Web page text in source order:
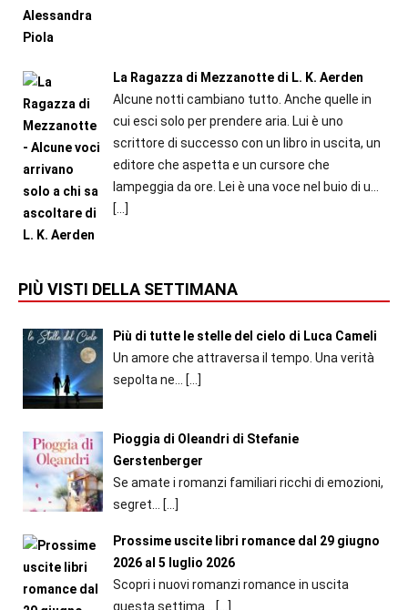
La Ragazza di Mezzanotte di L. K. Aerden
Alcune notti cambiano tutto. Anche quelle in
cui esci solo per prendere aria. Lui è uno
scrittore di successo con un libro in uscita, un
editore che aspetta e un cursore che
lampeggia da ore. Lei è una voce nel buio di u...
[…]
PIÙ VISTI DELLA SETTIMANA
Più di tutte le stelle del cielo di Luca Cameli
Un amore che attraversa il tempo. Una verità
sepolta ne...
[…]
Pioggia di Oleandri di Stefanie
Gerstenberger
Se amate i romanzi familiari ricchi di emozioni,
segret...
[…]
Prossime uscite libri romance dal 29 giugno
2026 al 5 luglio 2026
Scopri i nuovi romanzi romance in uscita
questa settima...
[…]